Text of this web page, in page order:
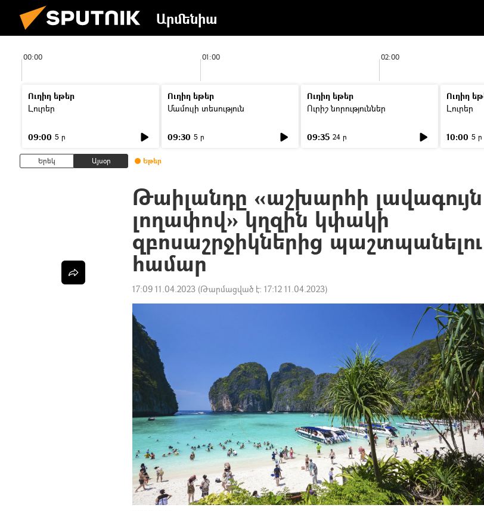
Արմենիա
00:00 01:00 02:00
Ուղիղ եթեր
Լուրեր
09:00 5 ր
Ուղիղ եթեր
Մամուլի տեսություն
09:30 5 ր
Ուղիղ եթեր
Ուրիշ նորություններ
09:35 24 ր
Ուղիղ
Լուրեր
10:00 5 ր
Երեկ Այսօր Եթեր
Թաիլանդը «աշխարհի լավագույն
լողափով» կղզին կփակի
զբոսաշրջիկներից պաշտպանելու
համար
17:09 11.04.2023 (Թարմացված է: 17:12 11.04.2023)